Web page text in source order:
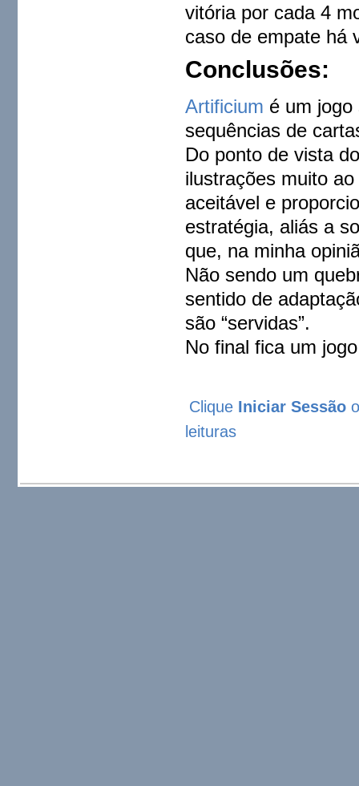
vitória por cada 4
caso de empate há
Conclusões:
Artificium é um
sequências de
Do ponto de vista
ilustrações muito
aceitável e
estratégia, aliás a
que, na minha
Não sendo um
sentido de
são “servidas”.
No final fica um
Clique Iniciar Sessão
leituras